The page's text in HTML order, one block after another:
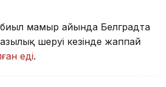
биыл мамыр айында Белградта
шеруі кезінде жаппай
еді.